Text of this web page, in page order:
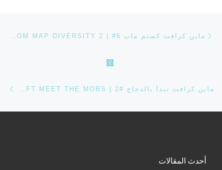
تصفح التدوينة ماين كرافت كستم ماب MINECRAFT CUSTOM MAP DIVERSITY 2 | #6
BACK TO POST LIST
أحدث المقالات